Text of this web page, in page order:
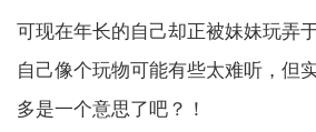
可现在年长的自己却正被妹妹玩弄
自己像个玩物可能有些太难听，但
多是一个意思了吧？！